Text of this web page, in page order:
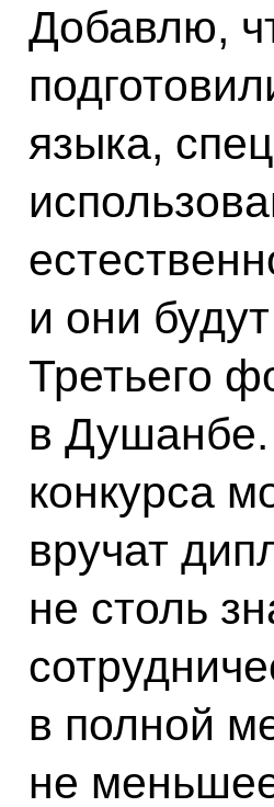
Добавлю,
языка,
и они
Третьего
в Душанбе.
конкурса
вручат
не столь
в полной
не